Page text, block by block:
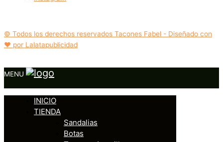
© Todos los derechos reservados Tacones Fabel - Diseñado con
❤️ por Lalatapublicidad
MENU
INICIO
TIENDA
Sandalias
Botas